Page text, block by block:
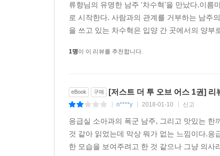
류향님의 유명한 남주 '차수혁'을 만났다.이름
로 시작한다. 사람과의 관계를 거부하는 남주
을 쓰고 있는 차수혁은 입양 간 곳에서의 양
1명이 이 리뷰를 추천합니다.
eBook 구매 [저스트 더 투 오브 어스 1권] 리
n****y 2018-01-10 신고
응급실 소아과의 폭군 남주, 그리고 맛있는
것 같아 읽었는데 막상 뭐가 없는 느낌이다.
한 모습을 보여주려고 한 것 같으나 그냥 의